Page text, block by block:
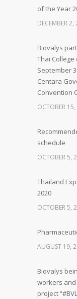
of the Year
DECEMBER
Biovalys
Thai
September
Centara
Convention
OCTOBER
schedule
OCTOBER 5,
Thailand
2020
OCTOBER 5,
AUGUST 19,
Biovalys
workers and
project